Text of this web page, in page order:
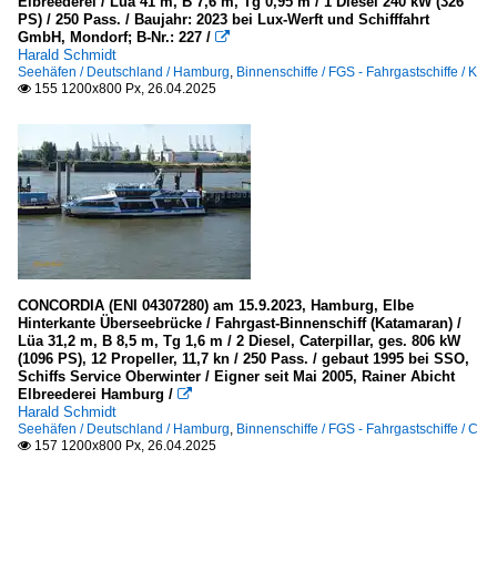
PS) / 250 Pass. / Baujahr: 2023 bei Lux-Werft und Schifffahrt
GmbH, Mondorf; B-Nr.: 227 / 
Harald Schmidt
Seehäfen / Deutschland / Hamburg, Binnenschiffe / FGS - Fahrgastschiffe / K
 155 1200x800 Px, 26.04.2025
CONCORDIA (ENI 04307280) am 15.9.2023, Hamburg, Elbe
Hinterkante Überseebrücke / Fahrgast-Binnenschiff (Katamaran) /
Lüa 31,2 m, B 8,5 m, Tg 1,6 m / 2 Diesel, Caterpillar, ges. 806 kW
(1096 PS), 12 Propeller, 11,7 kn / 250 Pass. / gebaut 1995 bei SSO,
Schiffs Service Oberwinter / Eigner seit Mai 2005, Rainer Abicht
Elbreederei Hamburg / 
Harald Schmidt
Seehäfen / Deutschland / Hamburg, Binnenschiffe / FGS - Fahrgastschiffe / C
 157 1200x800 Px, 26.04.2025